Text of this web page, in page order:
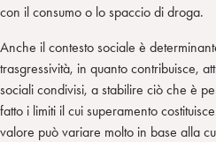
con il consumo o lo spaccio di droga.
Anche il contesto sociale è
trasgressività, in quanto contribuisce,
sociali condivisi, a stabilire ciò che è
fatto i limiti il cui superamento
valore può variare molto in base alla